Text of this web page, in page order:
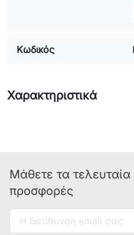
Κωδικός
Χαρακτηριστικά
Μάθετε τα τελευταία
προσφορές